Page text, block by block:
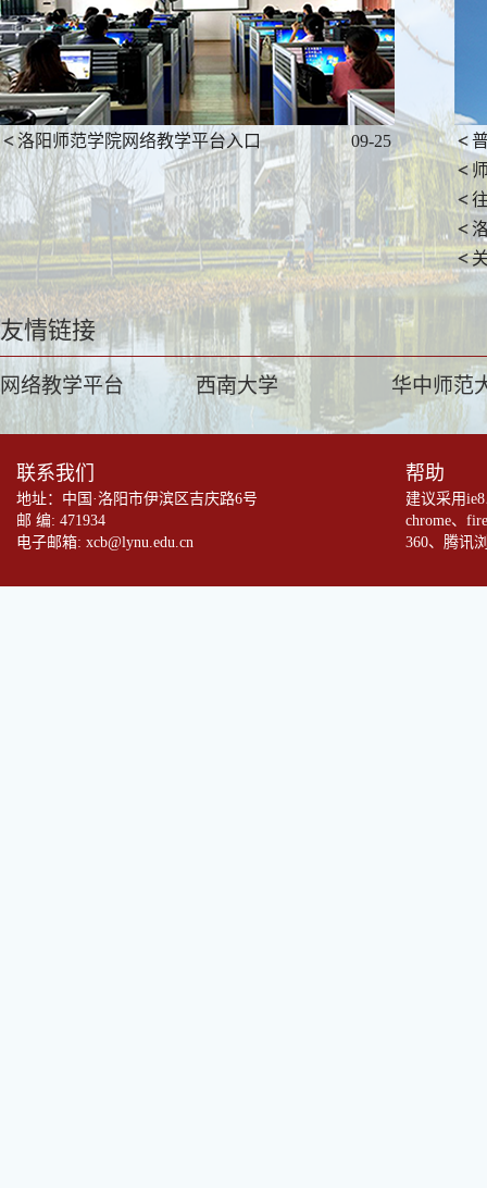
洛阳师范学院网络教学平台入口 09-25
友情链接
网络教学平台 西南大学 华中师范
联系我们
地址：中国·洛阳市伊滨区吉庆路6号
邮 编: 471934
电子邮箱: xcb@lynu.edu.cn
帮助
建议采用
chrome、
360、腾讯